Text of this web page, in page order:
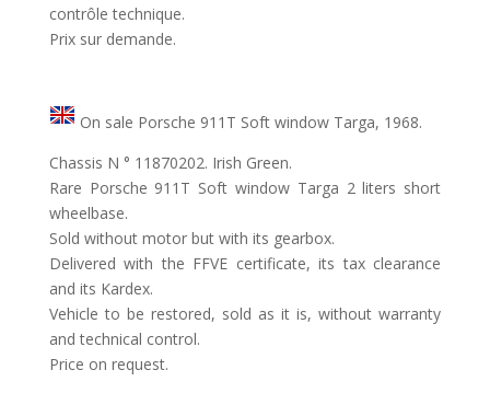
contrôle technique.
Prix sur demande.
On sale Porsche 911T Soft window Targa, 1968.
Chassis N ° 11870202. Irish Green.
Rare Porsche 911T Soft window Targa 2 liters short
wheelbase.
Sold without motor but with its gearbox.
Delivered with the FFVE certificate, its tax clearance
and its Kardex.
Vehicle to be restored, sold as it is, without warranty
and technical control.
Price on request.